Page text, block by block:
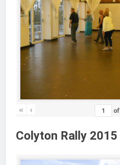
« ‹ of
Colyton Rally 2015